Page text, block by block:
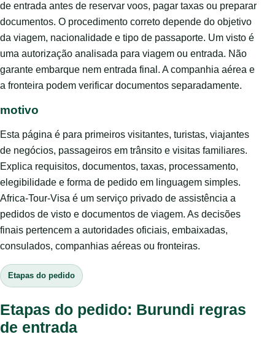
de entrada antes de reservar voos, pagar taxas ou preparar
documentos. O procedimento correto depende do objetivo
da viagem, nacionalidade e tipo de passaporte. Um visto é
uma autorização analisada para viagem ou entrada. Não
garante embarque nem entrada final. A companhia aérea e
a fronteira podem verificar documentos separadamente.
motivo
Esta página é para primeiros visitantes, turistas, viajantes
de negócios, passageiros em trânsito e visitas familiares.
Explica requisitos, documentos, taxas, processamento,
elegibilidade e forma de pedido em linguagem simples.
Africa-Tour-Visa é um serviço privado de assistência a
pedidos de visto e documentos de viagem. As decisões
finais pertencem a autoridades oficiais, embaixadas,
consulados, companhias aéreas ou fronteiras.
Etapas do pedido
Etapas do pedido: Burundi regras
de entrada